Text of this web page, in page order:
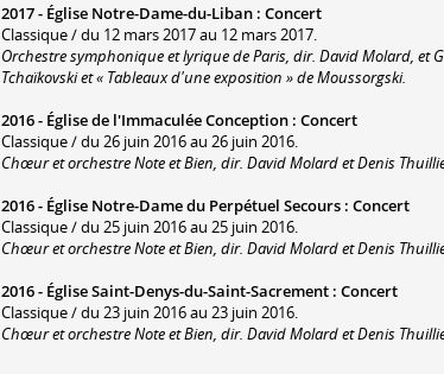
2017 - Église Notre-Dame-du-Liban : Concert
Classique / du 12 mars 2017 au 12 mars 2017.
Orchestre symphonique et lyrique de Paris, dir. David Molard, et
Tchaïkovski et « Tableaux d'une exposition » de Moussorgski.
2016 - Église de l'Immaculée Conception : Concert
Classique / du 26 juin 2016 au 26 juin 2016.
Chœur et orchestre Note et Bien, dir. David Molard et Denis
2016 - Église Notre-Dame du Perpétuel Secours : Concert
Classique / du 25 juin 2016 au 25 juin 2016.
Chœur et orchestre Note et Bien, dir. David Molard et Denis
2016 - Église Saint-Denys-du-Saint-Sacrement : Concert
Classique / du 23 juin 2016 au 23 juin 2016.
Chœur et orchestre Note et Bien, dir. David Molard et Denis